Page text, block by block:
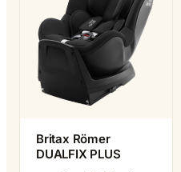
Britax Römer
DUALFIX PLUS